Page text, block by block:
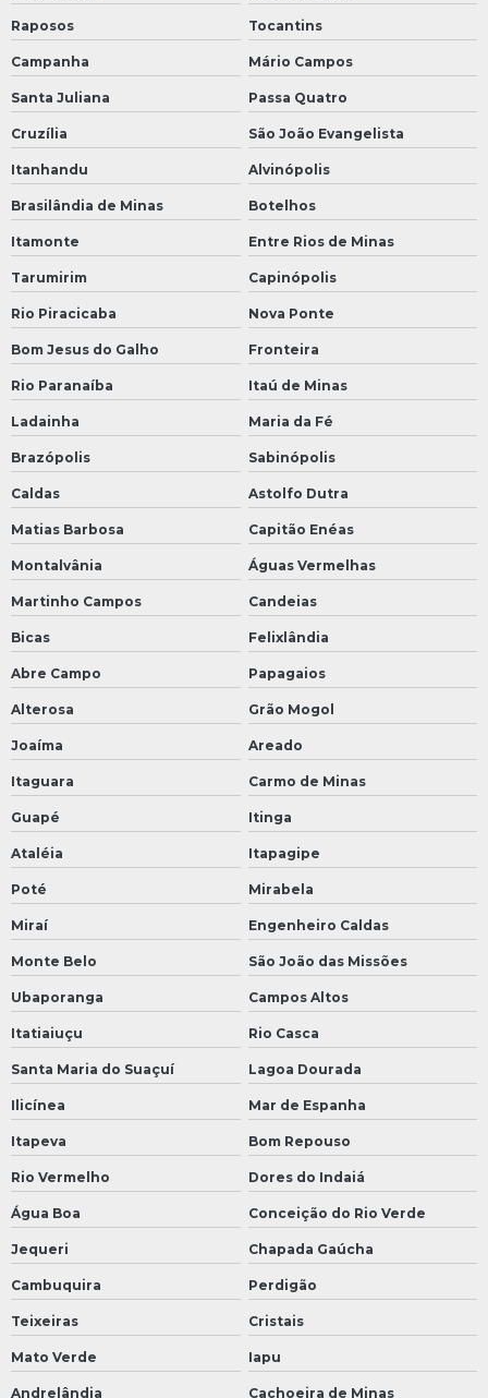
Raposos Tocantins
Campanha Mário Campos
Santa Juliana Passa Quatro
Cruzília São João Evangelista
Itanhandu Alvinópolis
Brasilândia de Minas Botelhos
Itamonte Entre Rios de Minas
Tarumirim Capinópolis
Rio Piracicaba Nova Ponte
Bom Jesus do Galho Fronteira
Rio Paranaíba Itaú de Minas
Ladainha Maria da Fé
Brazópolis Sabinópolis
Caldas Astolfo Dutra
Matias Barbosa Capitão Enéas
Montalvânia Águas Vermelhas
Martinho Campos Candeias
Bicas Felixlândia
Abre Campo Papagaios
Alterosa Grão Mogol
Joaíma Areado
Itaguara Carmo de Minas
Guapé Itinga
Ataléia Itapagipe
Poté Mirabela
Miraí Engenheiro Caldas
Monte Belo São João das Missões
Ubaporanga Campos Altos
Itatiaiuçu Rio Casca
Santa Maria do Suaçuí Lagoa Dourada
Ilicínea Mar de Espanha
Itapeva Bom Repouso
Rio Vermelho Dores do Indaiá
Água Boa Conceição do Rio Verde
Jequeri Chapada Gaúcha
Cambuquira Perdigão
Teixeiras Cristais
Mato Verde Iapu
Andrelândia Cachoeira de Minas